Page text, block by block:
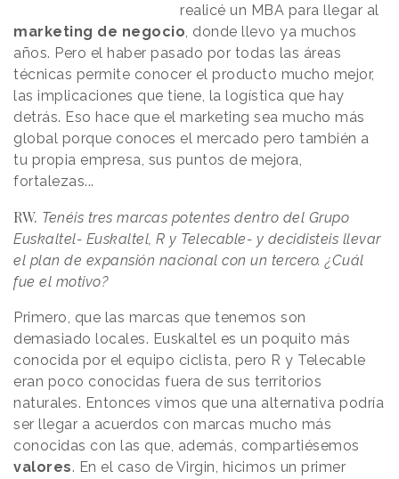
realicé un MBA para llegar al
marketing de negocio, donde llevo ya muchos
años. Pero el haber pasado por todas las áreas
técnicas permite conocer el producto mucho mejor,
las implicaciones que tiene, la logística que hay
detrás. Eso hace que el marketing sea mucho más
global porque conoces el mercado pero también a
tu propia empresa, sus puntos de mejora,
fortalezas...
RW. Tenéis tres marcas potentes dentro del Grupo
Euskaltel- Euskaltel, R y Telecable- y decidisteis llevar
el plan de expansión nacional con un tercero. ¿Cuál
fue el motivo?
Primero, que las marcas que tenemos son
demasiado locales. Euskaltel es un poquito más
conocida por el equipo ciclista, pero R y Telecable
eran poco conocidas fuera de sus territorios
naturales. Entonces vimos que una alternativa podría
ser llegar a acuerdos con marcas mucho más
conocidas con las que, además, compartiésemos
valores. En el caso de Virgin, hicimos un primer